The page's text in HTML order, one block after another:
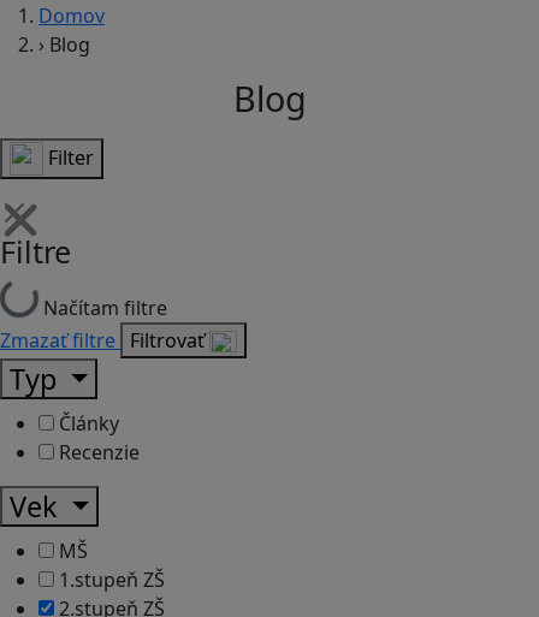
Domov
› Blog
Blog
Filter
Filtre
Načítam filtre
Zmazať filtre Filtrovať
Typ
Články
Recenzie
Vek
MŠ
1.stupeň ZŠ
2.stupeň ZŠ